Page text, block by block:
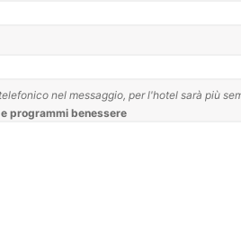
nel messaggio, per l'hotel sarà più
programmi benessere